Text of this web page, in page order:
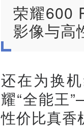
荣耀600
影像与高
还在为换
耀“全能王
性价比真香